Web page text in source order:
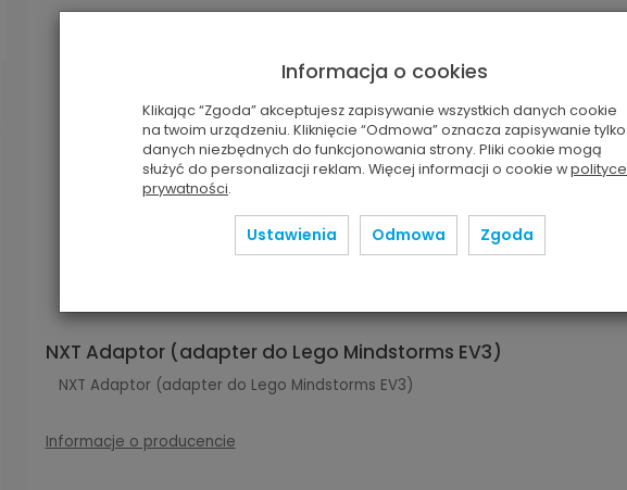
NXT Adaptor (adapter do Lego Mindstorms EV3)
NXT Adaptor (adapter do Lego Mindstorms EV3)
Informacje o producencie
Informacja o cookies
Klikając “Zgoda” akceptujesz zapisywanie wszystkich danych cookie
na twoim urządzeniu. Kliknięcie “Odmowa” oznacza zapisywanie tylko
danych niezbędnych do funkcjonowania strony. Pliki cookie mogą
służyć do personalizacji reklam. Więcej informacji o cookie wpolityce
prywatności.
Ustawienia Odmowa Zgoda